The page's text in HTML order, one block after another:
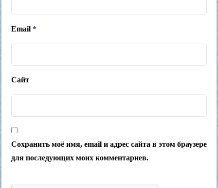
Email *
Сайт
Сохранить моё имя, email и адрес сайта в этом браузере
для последующих моих комментариев.